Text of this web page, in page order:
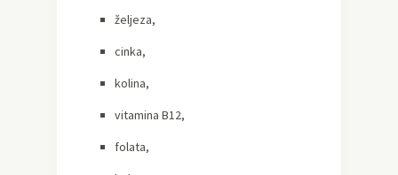
željeza,
cinka,
kolina,
vitamina B12,
folata,